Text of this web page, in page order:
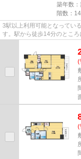
築年数：
階数：
3駅以上利用可能となってい
す。駅から徒歩14分のとこ
(
(